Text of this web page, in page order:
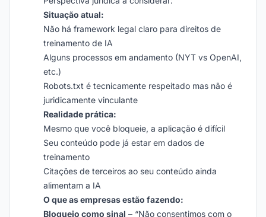
Situação atual:
Não há framework legal claro para direitos de
treinamento de IA
Alguns processos em andamento (NYT vs OpenAI,
etc.)
Robots.txt é tecnicamente respeitado mas não é
juridicamente vinculante
Realidade prática:
Mesmo que você bloqueie, a aplicação é difícil
Seu conteúdo pode já estar em dados de
treinamento
Citações de terceiros ao seu conteúdo ainda
alimentam a IA
O que as empresas estão fazendo:
Bloqueio como sinal – “Não consentimos com o